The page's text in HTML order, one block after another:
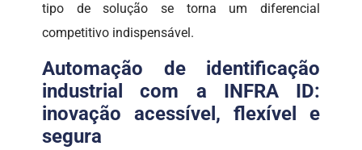
tipo de solução se torna um diferencial
competitivo indispensável.
Automação de identificação
industrial com a INFRA ID:
inovação acessível, flexível e
segura